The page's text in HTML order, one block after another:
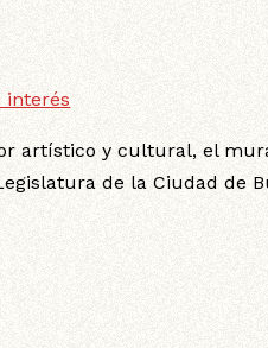
interés
artístico y cultural, el
de la Ciudad de